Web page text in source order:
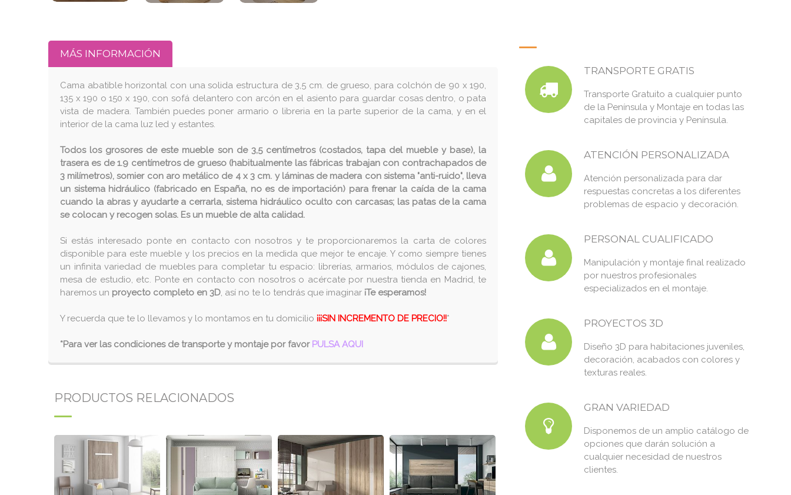
MÁS INFORMACIÓN
Cama abatible horizontal con una solida estructura de 3,5 cm. de grueso, para colchón de 90 x 190,
135 x 190 o 150 x 190, con sofá delantero con arcón en el asiento para guardar cosas dentro, o pata
vista de madera. También puedes poner armario o libreria en la parte superior de la cama, y en el
interior de la cama luz led y estantes.
Todos los grosores de este mueble son de 3,5 centímetros (costados, tapa del mueble y base), la
trasera es de 1.9 centímetros de grueso (habitualmente las fábricas trabajan con contrachapados de
3 milímetros), somier con aro metálico de 4 x 3 cm. y láminas de madera con sistema "anti-ruido", lleva
un sistema hidráulico (fabricado en España, no es de importación) para frenar la caída de la cama
cuando la abras y ayudarte a cerrarla, sistema hidráulico oculto con carcasas; las patas de la cama
se colocan y recogen solas. Es un mueble de alta calidad.
Si estás interesado ponte en contacto con nosotros y te proporcionaremos la carta de colores
disponible para este mueble y los precios en la medida que mejor te encaje. Y como siempre tienes
un infinita variedad de muebles para completar tu espacio: librerías, armarios, módulos de cajones,
mesa de estudio, etc. Ponte en contacto con nosotros o acércate por nuestra tienda en Madrid, te
haremos un proyecto completo en 3D, así no te lo tendrás que imaginar ¡Te esperamos!
Y recuerda que te lo llevamos y lo montamos en tu domicilio ¡¡¡SIN INCREMENTO DE PRECIO!!*
*Para ver las condiciones de transporte y montaje por favor PULSA AQUI
PRODUCTOS RELACIONADOS
TRANSPORTE GRATIS
Transporte Gratuito a cualquier punto
de la Península y Montaje en todas las
capitales de provincia y Península.
ATENCIÓN PERSONALIZADA
Atención personalizada para dar
respuestas concretas a los diferentes
problemas de espacio y decoración.
PERSONAL CUALIFICADO
Manipulación y montaje final realizado
por nuestros profesionales
especializados en el montaje.
PROYECTOS 3D
Diseño 3D para habitaciones juveniles,
decoración, acabados con colores y
texturas reales.
GRAN VARIEDAD
Disponemos de un amplio catálogo de
opciones que darán solución a
cualquier necesidad de nuestros
clientes.